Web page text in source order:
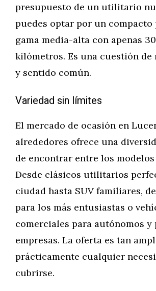
presupuesto de un utilitario
puedes optar por un compacto
gama media-alta con apenas
kilómetros. Es una cuestión de
y sentido común.
Variedad sin límites
El mercado de ocasión en
alrededores ofrece una
de encontrar entre los modelos
Desde clásicos utilitarios
ciudad hasta SUV familiares,
para los más entusiastas o
comerciales para autónomos y
empresas. La oferta es tan
prácticamente cualquier
cubrirse.